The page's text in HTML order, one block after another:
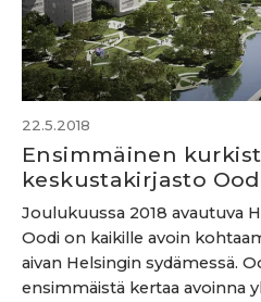
22.5.2018
Ensimmäinen
keskustakirjasto
Joulukuussa 2018 avautuva
Oodi on kaikille avoin
aivan Helsingin sydämessä.
ensimmäistä kertaa avoinna